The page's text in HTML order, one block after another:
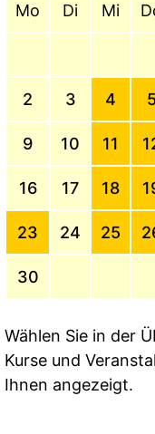
Mo Di Mi
2 3 4 5
9 10 11
16 17 18
23 24 25
30
Wählen Sie in der
Kurse und
Ihnen angezeigt.